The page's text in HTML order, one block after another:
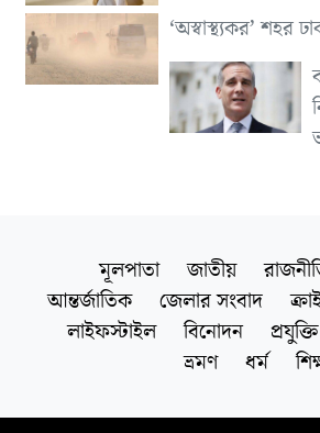
‘অস্বাস্থ্যকর’ শহর
মূলপাতা জাতীয়
আন্তর্জাতিক
জেলার সংবাদ
লাইফস্টাইল
বিনোদন প্রযুক্তি
ভ্রমণ
ধর্ম